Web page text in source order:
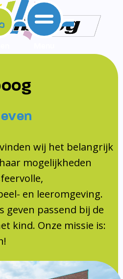
wij het belangrijk
mogelijkheden
en leeromgeving.
geven passend bij de
kind. Onze missie is: